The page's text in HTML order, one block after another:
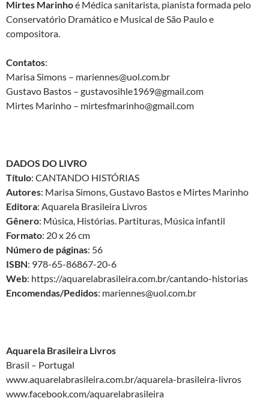
Mirtes Marinhoé Médica sanitarista, pianista formada pelo
Conservatório Dramático e Musical de São Paulo e
compositora.
Contatos:
Marisa Simons – mariennes@uol.com.br
Gustavo Bastos – gustavosihle1969@gmail.com
Mirtes Marinho – mirtesfmarinho@gmail.com
DADOS DO LIVRO
Título: CANTANDO HISTÓRIAS
Autores: Marisa Simons, Gustavo Bastos e Mirtes Marinho
Editora: Aquarela Brasileira Livros
Gênero: Música, Histórias. Partituras, Música infantil
Formato: 20 x 26 cm
Número de páginas: 56
ISBN: 978-65-86867-20-6
Web: https://aquarelabrasileira.com.br/cantando-historias
Encomendas/Pedidos: mariennes@uol.com.br
Aquarela Brasileira Livros
Brasil – Portugal
www.aquarelabrasileira.com.br/aquarela-brasileira-livros
www.facebook.com/aquarelabrasileira